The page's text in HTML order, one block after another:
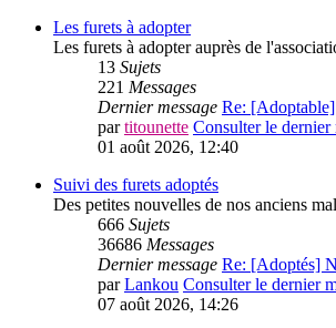
Les furets à adopter
Les furets à adopter auprès de
13 Sujets
221 Messages
Dernier message Re:
partitounette Consulter le dernier
01 août 2026, 12:40
Suivi des furets adoptés
Des petites nouvelles de nos anciens
666 Sujets
36686 Messages
Dernier message Re: [Adoptés]
parLankou Consulter le dernier
07 août 2026, 14:26